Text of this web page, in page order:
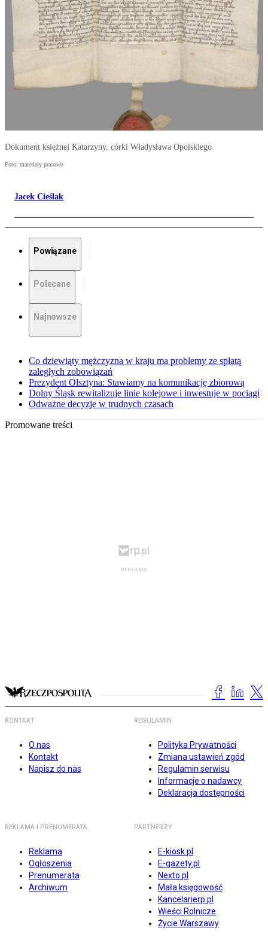
Dokument księżnej Katarzyny, córki Władysława Opolskiego.
Foto: materiały prasowe
Jacek Cieślak
Powiązane
Polecane
Najnowsze
Co dziewiąty mężczyzna w kraju ma problemy ze spłatą
zaległych zobowiązań
Prezydent Olsztyna: Stawiamy na komunikację zbiorową
Dolny Śląsk rewitalizuje linie kolejowe i inwestuje w pociągi
Odważne decyzje w trudnych czasach
Promowane treści
KONTAKT
O nas
Kontakt
Napisz do nas
REGULAMIN
Polityka Prywatności
Zmiana ustawień zgód
Regulamin serwisu
Informacje o nadawcy
Deklaracja dostępności
REKLAMA I PRENUMERATA
Reklama
Ogłoszenia
Prenumerata
Archiwum
PARTNERZY
E-kiosk.pl
E-gazety.pl
Nexto.pl
Mała księgowość
Kancelarierp.pl
Wieści Rolnicze
Życie Warszawy